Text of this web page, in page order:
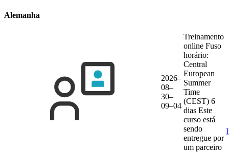
Alemanha
2026–
08–
30–
09–04
Treinamento
online Fuso
horário:
Central
European
Summer
Time
(CEST) 6
dias Este
curso está
sendo
entregue por
um parceiro